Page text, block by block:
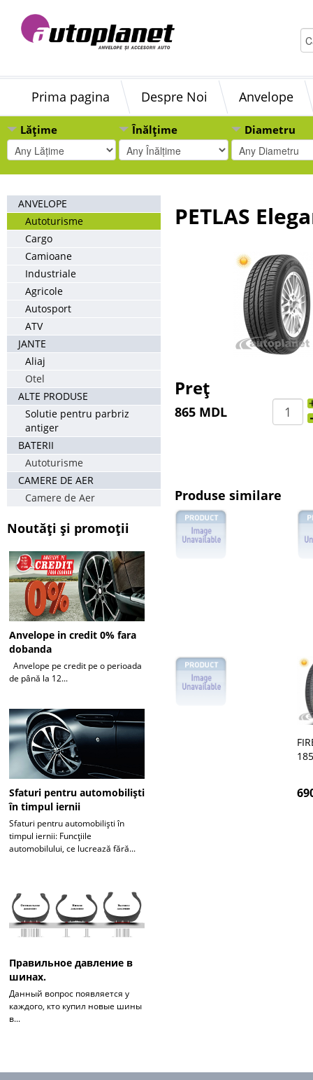
Prima pagina Despre Noi Anvelope
Lățime Înălțime Diametru
ANVELOPE
Autoturisme
Cargo
Camioane
Industriale
Agricole
Autosport
ATV
JANTE
Aliaj
Otel
ALTE PRODUSE
Solutie pentru parbriz
antiger
BATERII
Autoturisme
CAMERE DE AER
Camere de Aer
Noutăți și promoții
Anvelope in credit 0% fara
dobanda
Anvelope pe credit pe o perioada
de până la 12...
Sfaturi pentru automobiliști
în timpul iernii
Sfaturi pentru automobiliști în
timpul iernii: Funcțiile
automobilului, ce lucrează fără...
Правильное давление в
шинах.
Данный вопрос появляется у
каждого, кто купил новые шины
в...
PETLAS
Preț
865 MDL
Produse similare